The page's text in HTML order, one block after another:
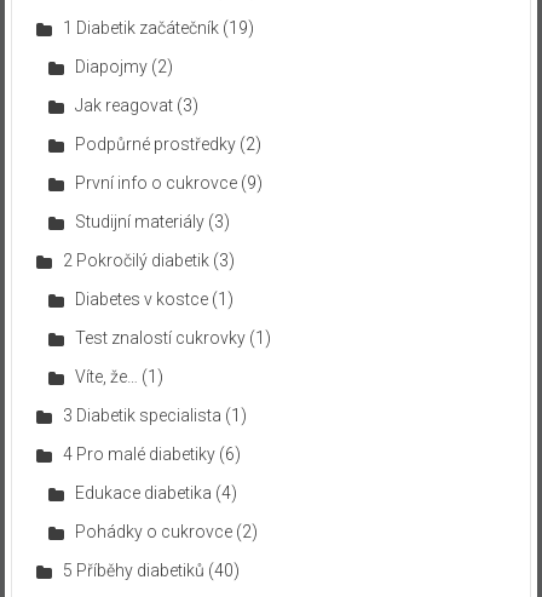
1 Diabetik začátečník(19)
Diapojmy(2)
Jak reagovat(3)
Podpůrné prostředky(2)
První info o cukrovce(9)
Studijní materiály(3)
2 Pokročilý diabetik(3)
Diabetes v kostce(1)
Test znalostí cukrovky(1)
Víte, že…
(1)
3 Diabetik specialista (1)
4 Pro malé diabetiky(6)
Edukace diabetika (4)
Pohádky o cukrovce(2)
5 Příběhy diabetiků (40)